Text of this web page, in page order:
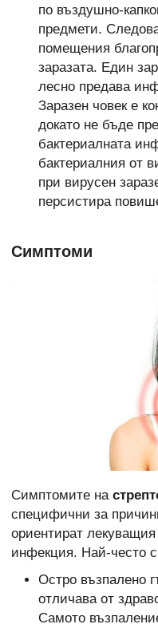
по въздушно-
предмети.
помещения
заразата. Един
лесно предава
Заразен човек е
докато не бъде
бактериалната
бактериалния от
при вирусен
персистира
Симптоми
Симптомите на
специфични за
ориентират
инфекция. Най-често
Остро възпалено
отличава от
Самото